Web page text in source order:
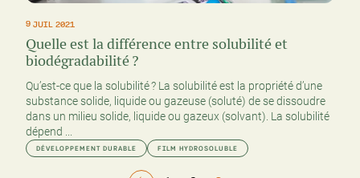
9 JUIL 2021
Quelle est la différence entre solubilité et
biodégradabilité ?
Qu’est-ce que la solubilité ? La solubilité est la propriété d’une
substance solide, liquide ou gazeuse (soluté) de se dissoudre
dans un milieu solide, liquide ou gazeux (solvant). La solubilité
dépend ...
DÉVELOPPEMENT DURABLE FILM HYDROSOLUBLE